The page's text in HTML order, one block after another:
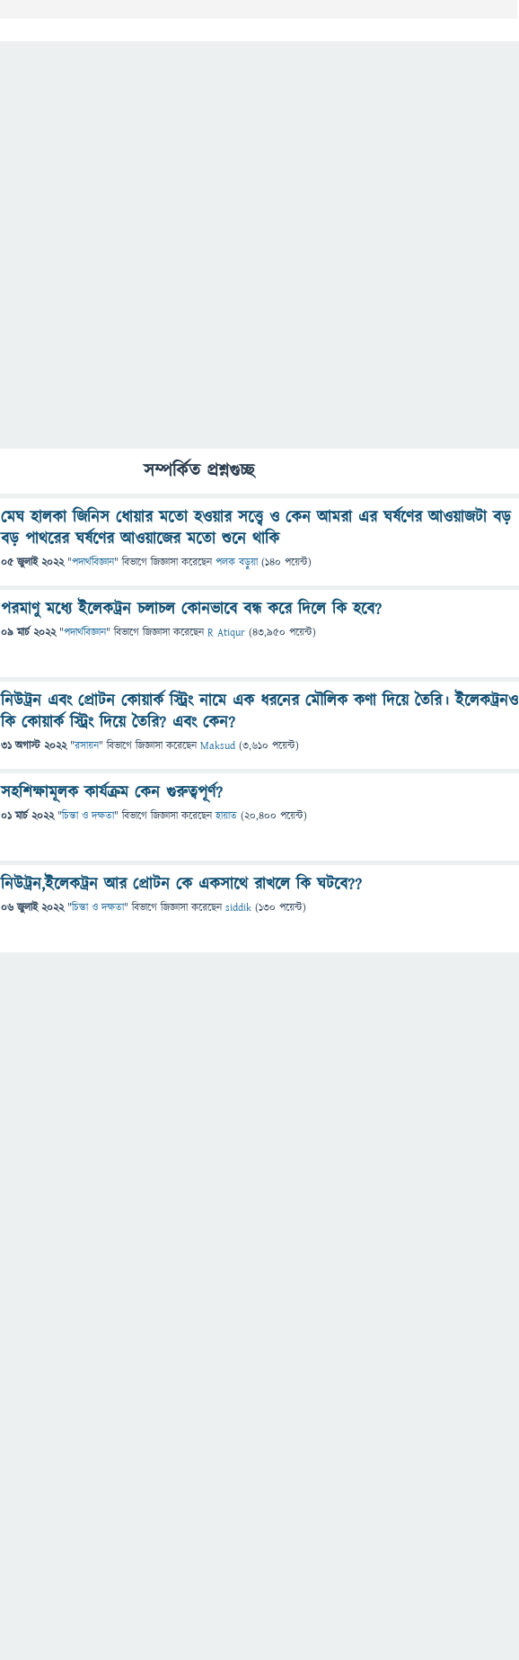
সম্পর্কিত প্রশ্নগুচ্ছ
মেঘ হালকা জিনিস ধোয়ার মতো হওয়ার সত্ত্বে ও কেন আমরা এর ঘর্ষণের আওয়াজটা বড়
বড় পাথরের ঘর্ষণের আওয়াজের মতো শুনে থাকি
05 জুলাই 2022 "পদার্থবিজ্ঞান" বিভাগে জিজ্ঞাসাকরেছেনপলক বড়ুয়া (140 পয়েন্ট)
পরমাণু মধ্যে ইলেকট্রন চলাচল কোনভাবে বন্ধ করে দিলে কি হবে?
09 মার্চ 2022 "পদার্থবিজ্ঞান" বিভাগে জিজ্ঞাসাকরেছেনR Atiqur (43,950 পয়েন্ট)
নিউট্রন এবং প্রোটন কোয়ার্ক স্ট্রিং নামে এক ধরনের মৌলিক কণা দিয়ে তৈরি। ইলেকট্রনও
কি কোয়ার্ক স্ট্রিং দিয়ে তৈরি? এবং কেন?
31 অগাস্ট 2022 "রসায়ন" বিভাগে জিজ্ঞাসাকরেছেনMaksud (3,610 পয়েন্ট)
সহশিক্ষামূলক কার্যক্রম কেন গুরুত্বপূর্ণ?
01 মার্চ 2022 "চিন্তা ও দক্ষতা" বিভাগে জিজ্ঞাসাকরেছেনহায়াত (20,400 পয়েন্ট)
নিউট্রন,ইলেকট্রন আর প্রোটন কে একসাথে রাখলে কি ঘটবে??
06 জুলাই 2022 "চিন্তা ও দক্ষতা" বিভাগে জিজ্ঞাসাকরেছেনsiddik (130 পয়েন্ট)